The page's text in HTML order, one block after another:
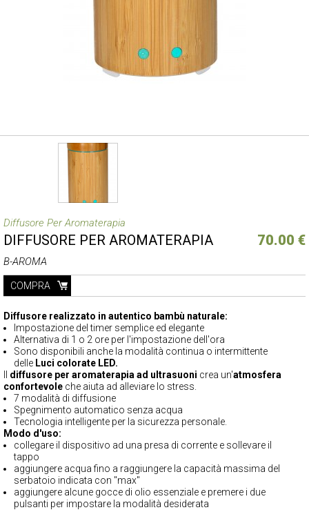
Diffusore Per Aromaterapia
DIFFUSORE PER AROMATERAPIA 70.00 €
B-AROMA
COMPRA
Diffusore realizzato in autentico bambù naturale:
Impostazione del timer semplice ed elegante
Alternativa di 1 o 2 ore per l'impostazione dell'ora
Sono disponibili anche la modalità continua o intermittente
delle Luci colorate LED.
diffusore per aromaterapia ad ultrasuoni crea un'atmosfera
confortevole che aiuta ad alleviare lo stress.
7 modalità di diffusione
Spegnimento automatico senza acqua
Tecnologia intelligente per la sicurezza personale.
Modo d'uso:
collegare il dispositivo ad una presa di corrente e sollevare il
tappo
aggiungere acqua fino a raggiungere la capacità massima del
serbatoio indicata con "max"
aggiungere alcune gocce di olio essenziale e premere i due
pulsanti per impostare la modalità desiderata